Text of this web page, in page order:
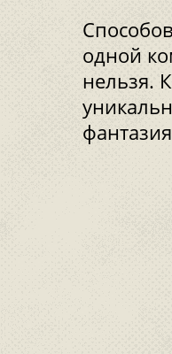
одной
нельзя.